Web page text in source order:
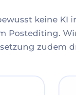
keine KI
Postediting.
zudem